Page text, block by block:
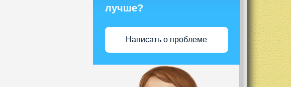
лучше?
Написать о проблеме